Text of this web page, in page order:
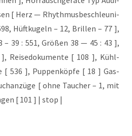
[ Herz — Rhyth­mus­be­schleu­ni­
Hüft­ku­geln – 12, Bril­len – 77 ],
– 39 : 551, Grö­ßen 38 — 45 : 43 ],
Rei­se­do­ku­men­te [ 108 ], Kühl­
[ 536 ], Pup­pen­köp­fe [ 18 ] Gas­
[ ohne Tau­cher – 1, mit
[ 101 ] | stop |